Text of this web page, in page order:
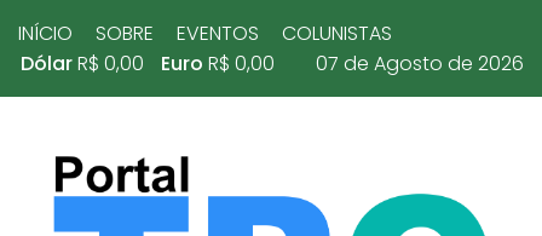
INÍCIO SOBRE EVENTOS
COLUNISTAS
DólarR$ 0,00 Euro R$ 0,00 07 de Agosto de 2026